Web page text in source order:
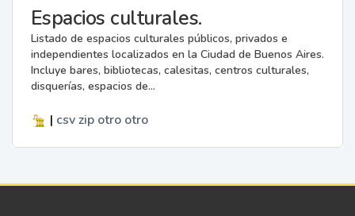
Espacios culturales.
Listado de espacios culturales públicos, privados e
independientes localizados en la Ciudad de Buenos Aires.
Incluye bares, bibliotecas, calesitas, centros culturales,
disquerías, espacios de...
| csv zip otro otro